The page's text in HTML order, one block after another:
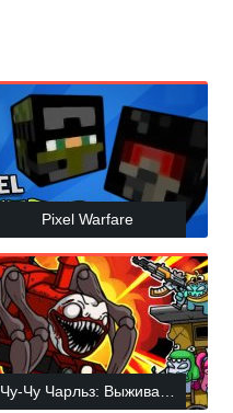
Pixel Warfare
Чу-Чу Чарльз: Выживание Друзей